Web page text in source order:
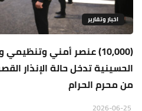
اخبار وتقارير
الحسينية تدخل حالة الإنذار
من محرم الحرام